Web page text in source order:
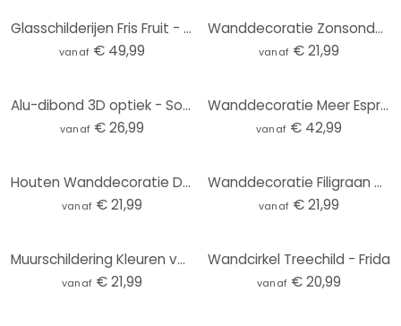
Glasschilderijen Fris Fruit - rond
vanaf € 49,99
Wanddecoratie Zonsondergang over strand en zee - Sisi & Seb - Alu-Dibond Rond
vanaf € 21,99
Alu-dibond 3D optiek - Sound of the ocean
vanaf € 26,99
Wanddecoratie Meer Espresso minder Depresso - Fritsch - Alu-Dibond Rond
vanaf € 42,99
Houten Wanddecoratie Delicate fonkeling van bloesems - Treechild - Rond
vanaf € 21,99
Wanddecoratie Filigraan bladeren beige - Aluminium dibond - Treechild - Rond
vanaf € 21,99
Muurschildering Kleuren van de Aarde - Fedrau - Rond - Alu-Dibond
vanaf € 21,99
Wandcirkel Treechild - Frida
vanaf € 20,99